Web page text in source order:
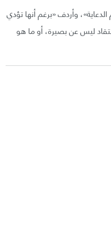
وأردف «برغم أنها تؤدي
ليس عن بصيرة، أو ما هو